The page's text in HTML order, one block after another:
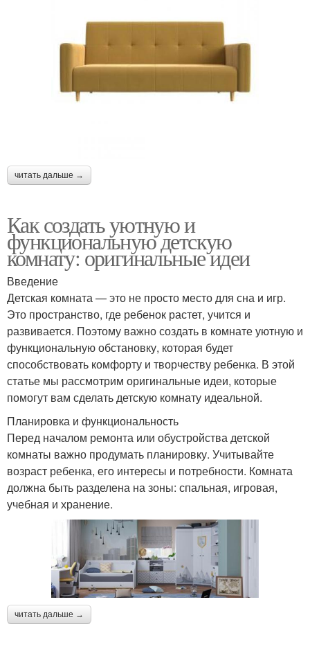
читать дальше →
Как создать уютную и
функциональную детскую
комнату: оригинальные идеи
Введение
Детская комната — это не просто место для сна и игр.
Это пространство, где ребенок растет, учится и
развивается. Поэтому важно создать в комнате уютную и
функциональную обстановку, которая будет
способствовать комфорту и творчеству ребенка. В этой
статье мы рассмотрим оригинальные идеи, которые
помогут вам сделать детскую комнату идеальной.
Планировка и функциональность
Перед началом ремонта или обустройства детской
комнаты важно продумать планировку. Учитывайте
возраст ребенка, его интересы и потребности. Комната
должна быть разделена на зоны: спальная, игровая,
учебная и хранение.
читать дальше →